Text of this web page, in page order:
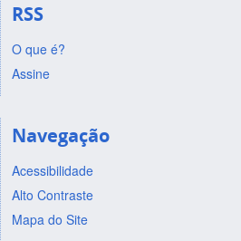
RSS
O que é?
Assine
Navegação
Acessibilidade
Alto Contraste
Mapa do Site